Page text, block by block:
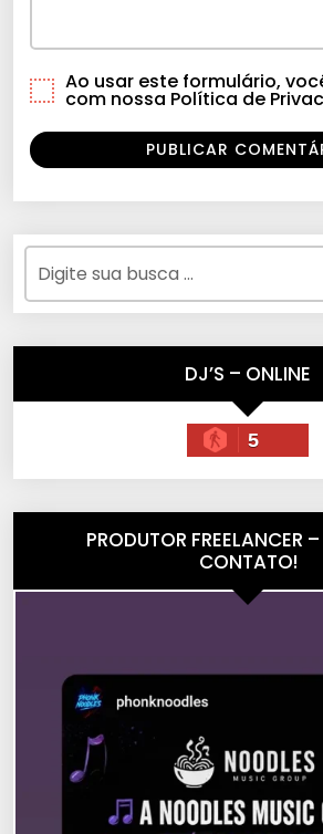
Ao usar este formulário,
com nossa Política de
DJ’S – ONLINE
5
PRODUTOR FREELANCER –
CONTATO!